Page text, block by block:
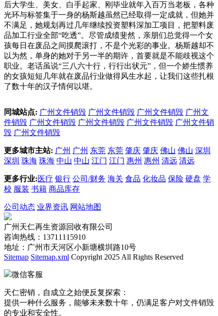
后大学生、美女、白手起家、刚毕业就年入百万当老板，各种
光环与标签集于一身的杨斯越虽然已经取得一定成就，但她并
不满足，她规划再过几年继续投资塑料深加工项目，把塑料废
品加工行业全部“吃透”。尽管成绩斐然，亲朋们总觉得一个女
孩每日在废品之间摸爬滚打，不是个光彩的事业。杨斯越却不
以为然，单身的她对于另一半的期许，首要就是不能歧视这个
职业。老话虽说“三八六十行，行行出状元”，但一个娇生惯养
的女孩短短几年就在废品行业做得风生水起，让我们这些扎根
了数十年的汉子情何以堪。
同城站点: 广州文件销毁 广州文件销毁 广州文件销毁 广州文
件销毁 广州文件销毁 广州文件销毁 广州文件销毁 广州文件销
毁 广州文件销毁
更多城市主站: 广州 广州 东莞 东莞 肇庆 肇庆 佛山 佛山 深圳
深圳 珠海 珠海 中山 中山 江门 江门 惠州 惠州 清远 清远
更多行业: 医疗 银行 公司/财务 海关 食品 化妆品 保险 硬盘 学
校 服装 书籍 商品库存
公司动态 业界资讯 网站地图
广州天仁再生资源回收有限公司
咨询热线：13711115910
地址：广州市天河区小新塘横圳路10号
Sitemap Sitemap.xml Copyright 2025 All Rights Reserved
微信客服
天仁密销，自成立之始便反复探索：
提供一种什么服务，能够未来数十年，仍满足客户对文件销毁
的专业和安全性。